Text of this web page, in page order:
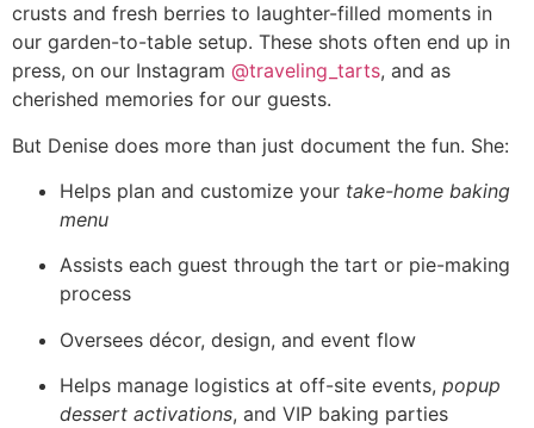
crusts and fresh berries to laughter-filled moments in
our garden-to-table setup. These shots often end up in
press, on our Instagram @traveling_tarts, and as
cherished memories for our guests.
But Denise does more than just document the fun. She:
Helps plan and customize your take-home baking
menu
Assists each guest through the tart or pie-making
process
Oversees décor, design, and event flow
Helps manage logistics at off-site events, popup
dessert activations, and VIP baking parties